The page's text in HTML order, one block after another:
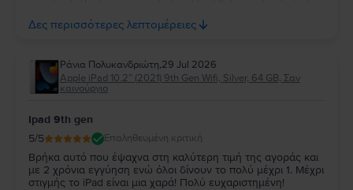
ευχαριστούμε για την εμπιστοσύνη σας και ευχόμαστε να
χαρείτε τη νέα σας συσκευή!
Δες περισσότερες λεπτομέρειες
Ράνια Πολυκανδριώτη,29 Jul 2026
Apple iPad 10.2” (2021) 9th Gen Wifi, Silver, 64 GB, Σαν
καινούργιο
Ipad 9th gen
5/5 Επαληθευμένη κριτική
Βρήκα αυτό που έψαχνα στη καλύτερη τιμή της αγοράς και
με 2 χρόνια εγγύηση ενώ όλοι δίνουν το πολύ μέχρι 1. Μέχρι
στιγμής το iPad είναι μια χαρά! Πολύ ευχαριστημένη!